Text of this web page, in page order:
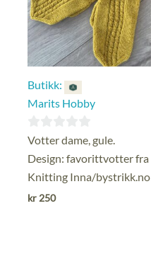
Butikk:
Marits Hobby
0
ut
av
Votter dame, gule.
Design: favorittvotter fra
Knitting Inna/bystrikk.no
kr 250